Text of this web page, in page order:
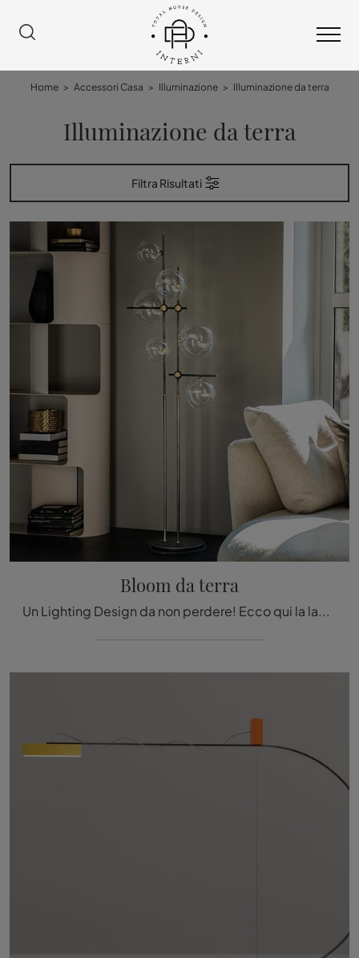
Home > Accessori Casa > Illuminazione > Illuminazione da terra
Illuminazione da terra
Filtra Risultati
Bloom da terra
Un Lighting Design da non perdere! Ecco qui la lampada da terra Bloom da terra di Cattelan Italia.